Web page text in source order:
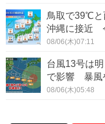
鳥取で39℃
沖縄に接近
08/06(木)07:11
台風13号は
で影響 暴風
08/06(木)05:48